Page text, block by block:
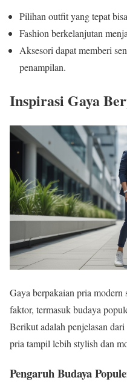
Pilihan outfit yang tepat
Fashion berkelanjutan
Aksesori dapat memberi
penampilan.
Inspirasi Gaya
Gaya berpakaian pria modern
faktor, termasuk budaya
Berikut adalah penjelasan
pria tampil lebih stylish dan
Pengaruh Budaya